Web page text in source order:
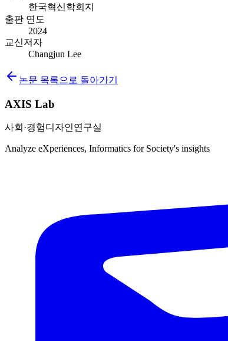
한국혁신학회지
출판 연도
2024
교신저자
Changjun Lee
논문 목록으로 돌아가기
AXIS Lab
사회·경험디자인연구실
Analyze eXperiences, Informatics for Society's insights